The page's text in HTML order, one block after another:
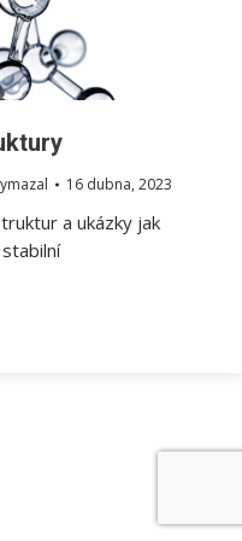
16 dubna, 2023
a ukázky jak